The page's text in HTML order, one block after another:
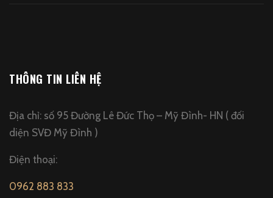
THÔNG TIN LIÊN HỆ
Địa chỉ: số 95 Đường Lê Đức Thọ – Mỹ Đình- HN ( đối
diện SVĐ Mỹ Đình )
Điện thoại:
0962 883 833